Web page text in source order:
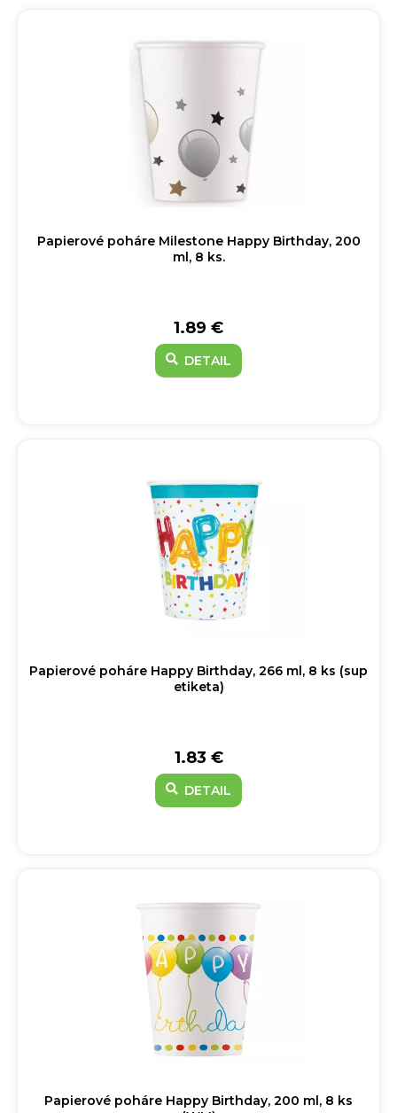
Papierové poháre Milestone Happy Birthday, 200
ml, 8 ks.
1.89 €
DETAIL
Papierové poháre Happy Birthday, 266 ml, 8 ks (sup
etiketa)
1.83 €
DETAIL
Papierové poháre Happy Birthday, 200 ml, 8 ks